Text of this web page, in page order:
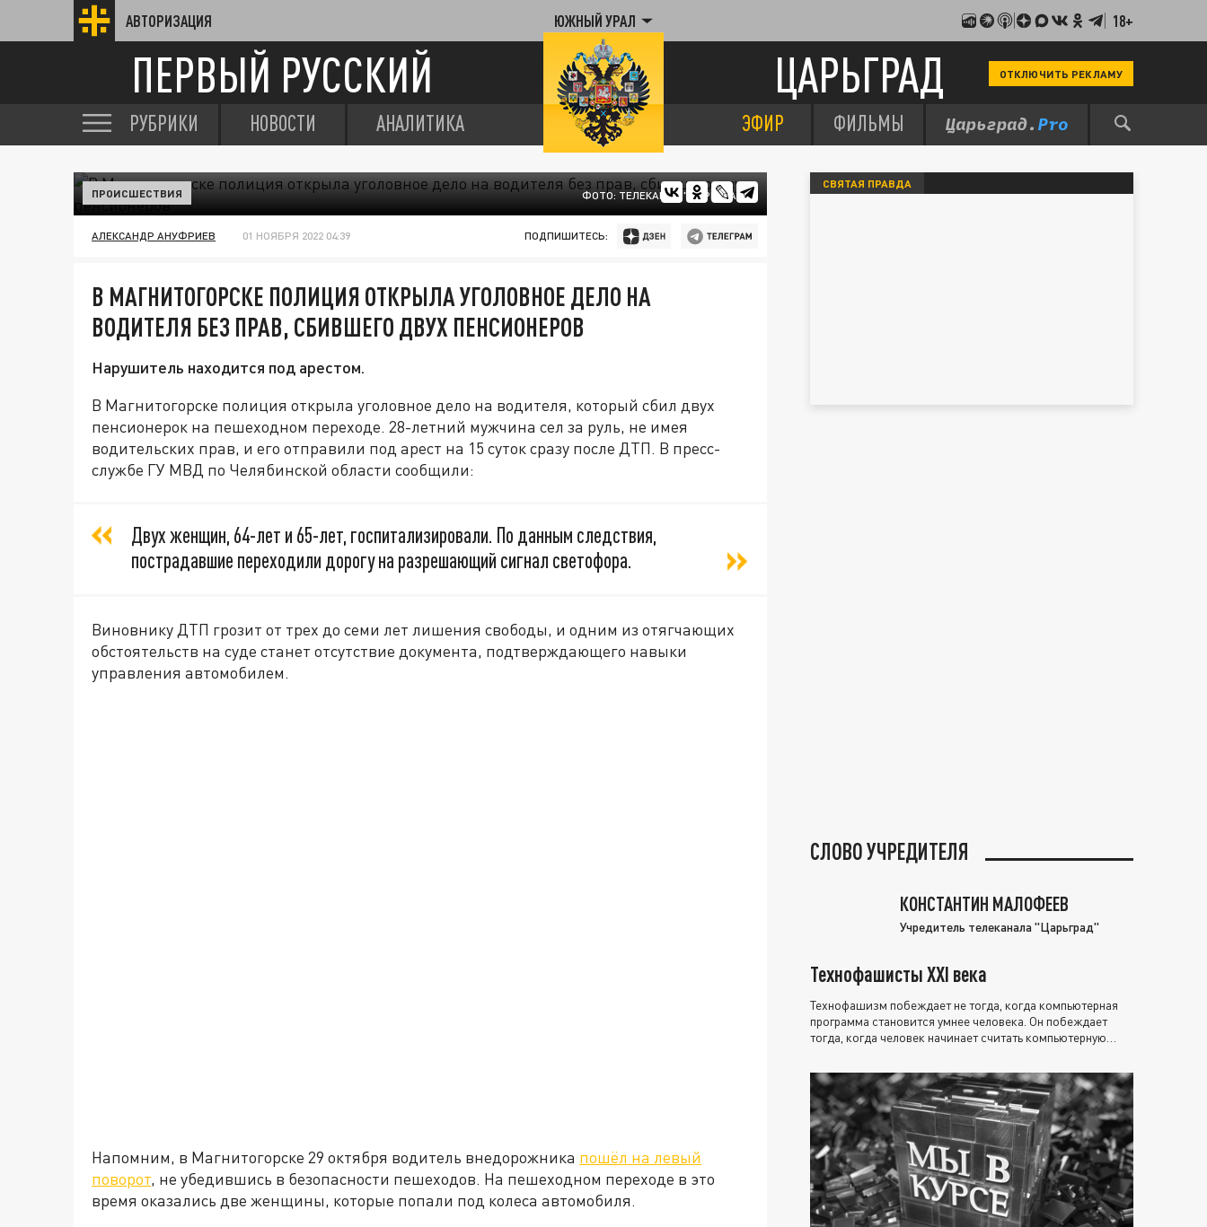
АВТОРИЗАЦИЯ ЮЖНЫЙ УРАЛ 18+
ПЕРВЫЙ РУССКИЙ ЦАРЬГРАД ОТКЛЮЧИТЬ РЕКЛАМУ
РУБРИКИ НОВОСТИ АНАЛИТИКА ЭФИР ФИЛЬМЫ
ФОТО: ТЕЛЕКАНАЛ "ЦАРЬГРАД"
ПРОИСШЕСТВИЯ
АЛЕКСАНДР АНУФРИЕВ 01 НОЯБРЯ 2022 04:39 ПОДПИШИТЕСЬ:
В МАГНИТОГОРСКЕ ПОЛИЦИЯ ОТКРЫЛА УГОЛОВНОЕ ДЕЛО НА
ВОДИТЕЛЯ БЕЗ ПРАВ, СБИВШЕГО ДВУХ ПЕНСИОНЕРОВ
Нарушитель находится под арестом.
В Магнитогорске полиция открыла уголовное дело на водителя, который сбил двух
пенсионерок на пешеходном переходе. 28-летний мужчина сел за руль, не имея
водительских прав, и его отправили под арест на 15 суток сразу после ДТП. В пресс-
службе ГУ МВД по Челябинской области сообщили:
Двух женщин, 64-лет и 65-лет, госпитализировали. По данным следствия,
пострадавшие переходили дорогу на разрешающий сигнал светофора.
Виновнику ДТП грозит от трех до семи лет лишения свободы, и одним из отягчающих
обстоятельств на суде станет отсутствие документа, подтверждающего навыки
управления автомобилем.
Напомним, в Магнитогорске 29 октября водитель внедорожника пошёл на левый
поворот, не убедившись в безопасности пешеходов. На пешеходном переходе в это
время оказались две женщины, которые попали под колеса автомобиля.
СВЯТАЯ ПРАВДА
СЛОВО УЧРЕДИТЕЛЯ
КОНСТАНТИН МАЛОФЕЕВ
Учредитель телеканала "Царьград"
Технофашисты XXI века
Технофашизм побеждает не тогда, когда компьютерная
программа становится умнее человека. Он побеждает
тогда, когда человек начинает считать компьютерную